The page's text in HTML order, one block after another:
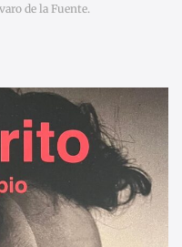
de la Fuente.